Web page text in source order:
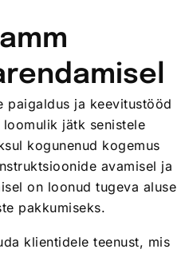
paigaldus ja keevitustööd
jätk senistele
kogunenud kogemus
avamisel ja
on loonud tugeva aluse
pakkumiseks.
klientidele teenust, mis